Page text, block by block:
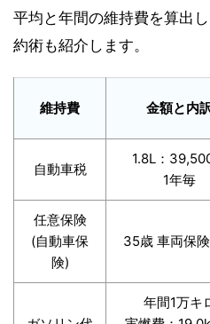
平均と年間の維持費を算出
約術も紹介します。
維持費 金額と内
自動車税
1.8L：
1年毎
任意保険
(自動車保
険)
35歳 車両保
年間1万キ